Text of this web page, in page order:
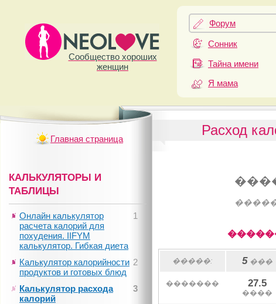
Сообщество хороших
женщин
Форум
Сонник
Тайна имени
Я мама
Расход
�����: 5���
������� 27.5
����
Главная страница
КАЛЬКУЛЯТОРЫ И
ТАБЛИЦЫ
1
Онлайн калькулятор
расчета калорий для
похудения. IIFYM
калькулятор. Гибкая диета
2
Калькулятор калорийности
продуктов и готовых блюд
3
Калькулятор расхода
калорий